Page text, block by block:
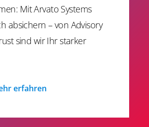
Mit Arvato Systems
absichern – von Advisory
sind wir Ihr starker
erfahren